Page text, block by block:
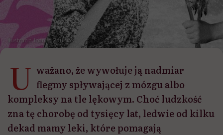
ilustracja Joanna Zduniak
U ważano, że wywołuje ją nadmiar
flegmy spływającej z mózgu albo
kompleksy na tle lękowym. Choć ludzkość
zna tę chorobę od tysięcy lat, ledwie od kilku
dekad mamy leki, które pomagają